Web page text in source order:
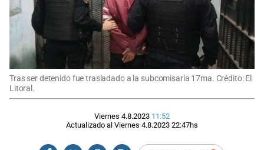
Tras ser detenido fue trasladado a la subcomisaría 17ma. Crédito: El
Litoral.
Viernes 4.8.2023 11:52
Actualizado al Viernes 4.8.2023 22:47hs